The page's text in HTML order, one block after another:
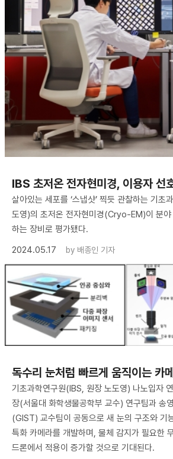
IBS 초저온 전자현미경, 이용자 선
살아있는 세포를 ‘스냅샷’ 찍듯 관찰하는 기초
도영)의 초저온 전자현미경(Cryo-EM)이 분야
하는 장비로 평가됐다.
2024.05.17
by 배종인 기자
독수리 눈처럼 빠르게 움직이는 카
기초과학연구원(IBS, 원장 노도영) 나노입자
장(서울대 화학생물공학부 교수) 연구팀과 송
(GIST) 교수팀이 공동으로 새 눈의 구조와 기
특화 카메라를 개발하며, 물체 감지가 필요한
드론에서 적용이 증가할 것으로 기대된다.